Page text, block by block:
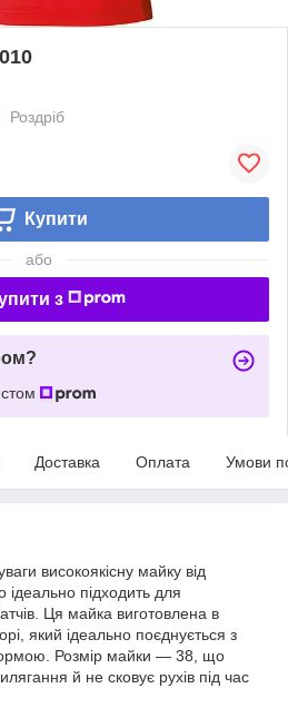
Роздріб
Купити
або
з
Доставка Оплата Умови
високоякісну майку від
підходить для
Ця майка виготовлена в
який ідеально поєднується з
Розмір майки — 38, що
й не сковує рухів під час